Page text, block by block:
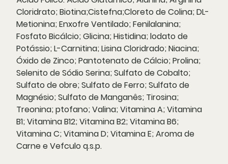
Cloridrato; Biotina;Cistefna;Cloreto de Colina; DL-
Metionina; Enxofre Ventilado; Fenilalanina;
Fosfato Bicálcio; Glicina; Histidina; lodato de
Potássio; L-Carnitina; Lisina Cloridrado; Niacina;
Óxido de Zinco; Pantotenato de Cálcio; Prolina;
Selenito de Sódio Serina; Sulfato de Cobalto;
Sulfato de obre; Sulfato de Ferro; Sulfato de
Magnésio; Sulfato de Manganês; Tirosina;
Treonina; ptofano; Valina; Vitamina A; Vitamina
B1; Vitamina B12; Vitamina B2; Vitamina B6;
Vitamina C; Vitamina D; Vitamina E; Aroma de
Carne e Vefculo q.s.p.